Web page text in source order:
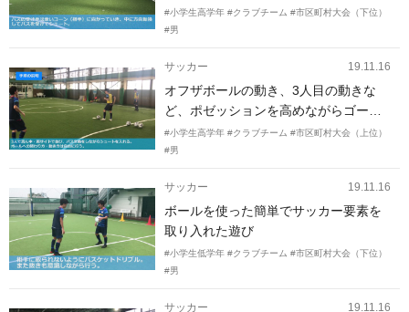
ベース。
#小学生高学年 #クラブチーム #市区町村大会（下位）
#男
サッカー 19.11.16
オフザボールの動き、3人目の動きな
ど、ポゼッションを高めながらゴール
を目指す事を目的としたメニュー
#小学生高学年 #クラブチーム #市区町村大会（上位）
#男
サッカー 19.11.16
ボールを使った簡単でサッカー要素を
取り入れた遊び
#小学生低学年 #クラブチーム #市区町村大会（下位）
#男
サッカー 19.11.16